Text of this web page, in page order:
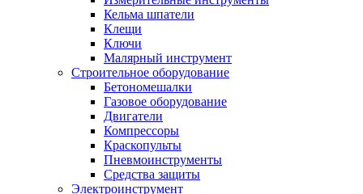
Кельма шпатели
Клещи
Ключи
Малярный инструмент
Строительное оборудование
Бетономешалки
Газовое оборудование
Двигатели
Компрессоры
Краскопульты
Пневмоинструменты
Средства защиты
Электроинструмент